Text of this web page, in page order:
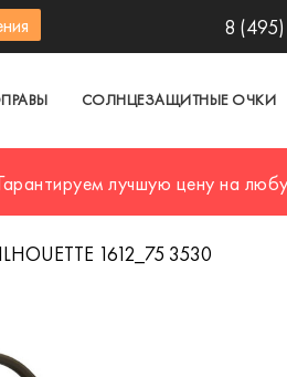
8
СОЛНЦЕЗАЩИТНЫЕ ОЧКИ
лучшую цену на
1612_75 3530